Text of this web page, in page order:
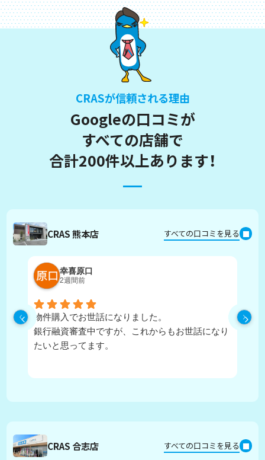
CRASが信頼される理由
Googleの口コミが
すべての店舗で
合計200件以上あります！
CRAS 熊本店 すべての口コミを見る
幸喜原口
2週間前
物件購入でお世話になりました。
銀行融資審査中ですが、これからもお世話になり
たいと思ってます。
CRAS 合志店 すべての口コミを見る